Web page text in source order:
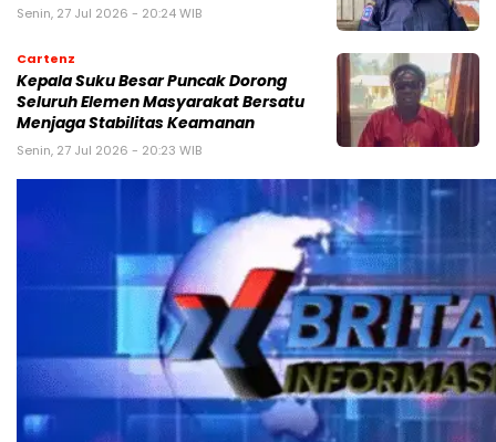
Senin, 27 Jul 2026 - 20:24 WIB
Cartenz
Kepala Suku Besar Puncak Dorong
Seluruh Elemen Masyarakat Bersatu
Menjaga Stabilitas Keamanan
Senin, 27 Jul 2026 - 20:23 WIB